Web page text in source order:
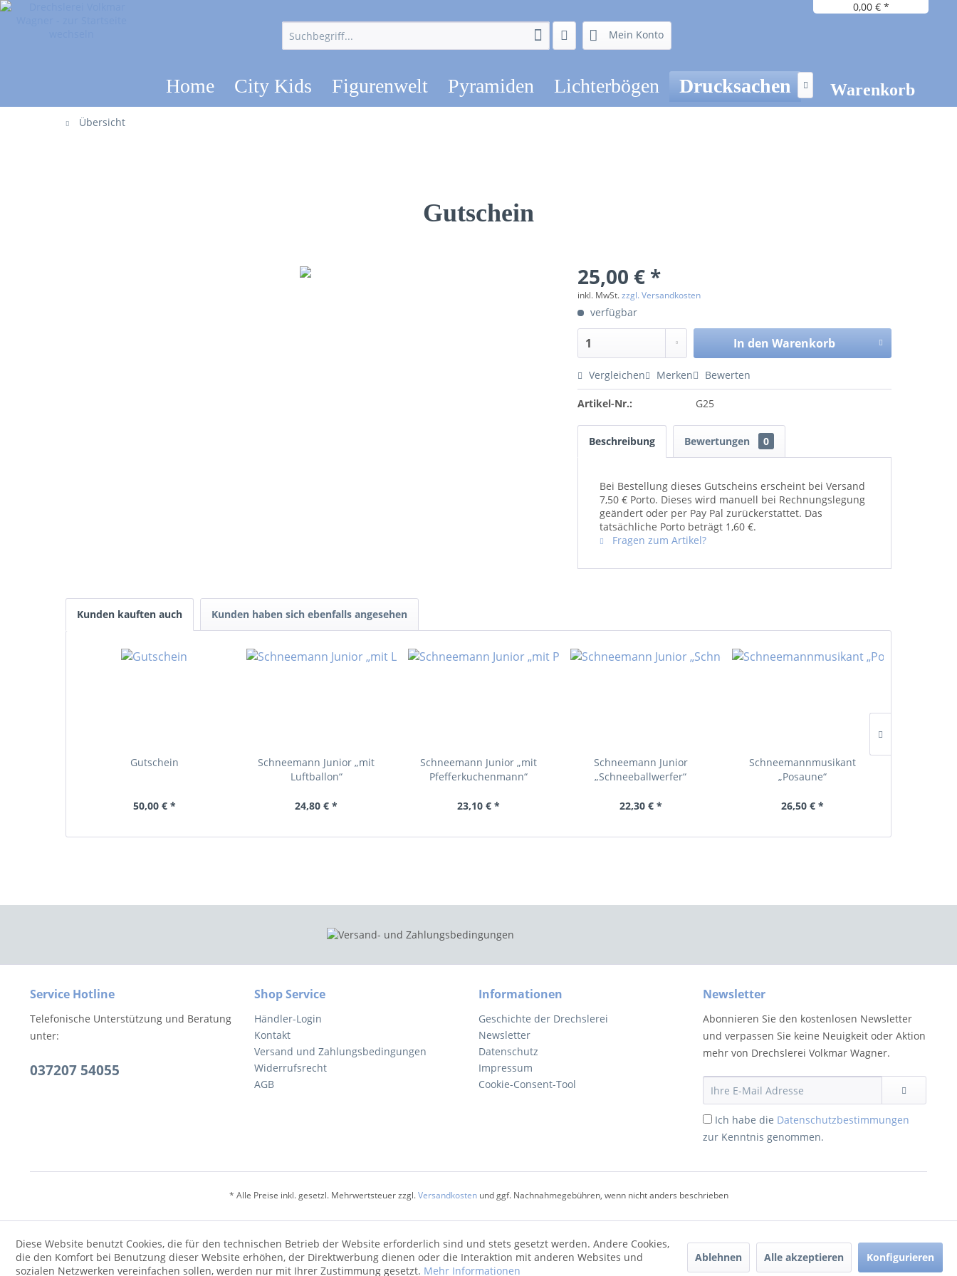
Mein Konto
Home City Kids Figurenwelt Pyramiden Lichterbögen Drucksachen 
0,00 € *
Warenkorb
Übersicht
Gutschein
25,00 € *
inkl. MwSt.zzgl. Versandkosten
verfügbar
In den Warenkorb
Vergleichen Merken Bewerten
Artikel-Nr.: G25
Beschreibung Bewertungen 0
Bei Bestellung dieses Gutscheins erscheint bei Versand
7,50 € Porto. Dieses wird manuell bei Rechnungslegung
geändert oder per Pay Pal zurückerstattet. Das
tatsächliche Porto beträgt 1,60 €.
Fragen zum Artikel?
Kunden kauften auch Kunden haben sich ebenfalls angesehen
Gutschein
50,00 € *
Schneemann Junior „mit
Luftballon“
24,80 € *
Schneemann Junior „mit
Pfefferkuchenmann“
23,10 € *
Schneemann Junior
„Schneeballwerfer“
22,30 € *
Schneemannmusikant
„Posaune“
26,50 € *
Service Hotline
Telefonische Unterstützung und Beratung
unter:
037207 54055
Shop Service
Händler-Login
Kontakt
Versand und Zahlungsbedingungen
Widerrufsrecht
AGB
Informationen
Geschichte der Drechslerei
Newsletter
Datenschutz
Impressum
Cookie-Consent-Tool
Newsletter
Abonnieren Sie den kostenlosen Newsletter
und verpassen Sie keine Neuigkeit oder Aktion
mehr von Drechslerei Volkmar Wagner.
Ich habe die Datenschutzbestimmungen
zur Kenntnis genommen.
* Alle Preise inkl. gesetzl. Mehrwertsteuer zzgl.Versandkostenund ggf. Nachnahmegebühren, wenn nicht anders beschrieben
Diese Website benutzt Cookies, die für den technischen Betrieb der Website erforderlich sind und stets gesetzt werden. Andere Cookies,
die den Komfort bei Benutzung dieser Website erhöhen, der Direktwerbung dienen oder die Interaktion mit anderen Websites und
sozialen Netzwerken vereinfachen sollen, werden nur mit Ihrer Zustimmung gesetzt. Mehr Informationen
Ablehnen Alle akzeptieren Konfigurieren